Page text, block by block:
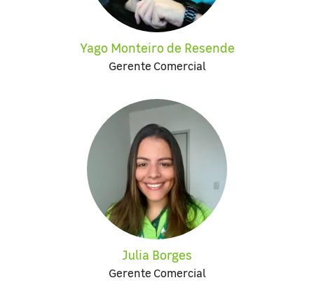
Yago Monteiro de Resende
Gerente Comercial
Julia Borges
Gerente Comercial